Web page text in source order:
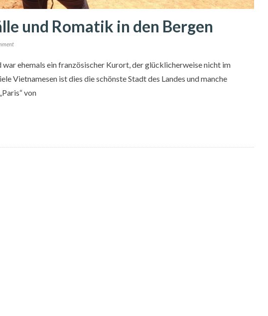
und Romatik in den Bergen
ehemals ein französischer Kurort, der glücklicherweise nicht im
Vietnamesen ist dies die schönste Stadt des Landes und manche
von